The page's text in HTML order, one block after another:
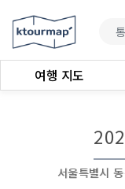
여행 지도
서울특별시